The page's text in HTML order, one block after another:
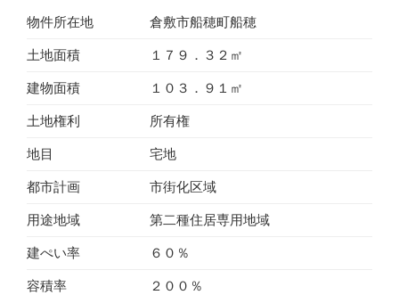
物件所在地 倉敷市船穂町船穂
土地面積 １７９．３２㎡
建物面積 １０３．９１㎡
土地権利 所有権
地目 宅地
都市計画 市街化区域
用途地域 第二種住居専用地域
建ぺい率 ６０％
容積率 ２００％